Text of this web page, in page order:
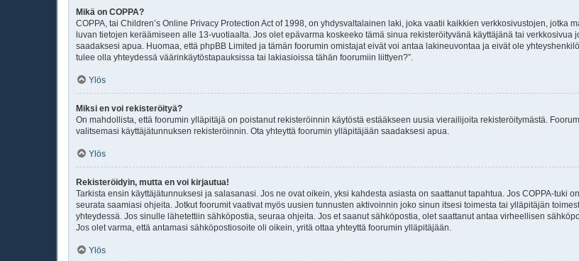
Mikä on COPPA?
COPPA, tai Children’s Online Privacy Protection Act of 1998, on yhdysvaltalainen laki, joka vaatii kaikkien verkkosivustojen,
luvan tietojen keräämiseen alle 13-vuotiaalta. Jos olet epävarma koskeeko tämä sinua rekisteröityvänä käyttäjänä tai
saadaksesi apua. Huomaa, että phpBB Limited ja tämän foorumin omistajat eivät voi antaa lakineuvontaa ja eivät ole
tulee olla yhteydessä väärinkäytöstapauksissa tai lakiasioissa tähän foorumiin liittyen?”.
Ylös
Miksi en voi rekisteröityä?
On mahdollista, että foorumin ylläpitäjä on poistanut rekisteröinnin käytöstä estääkseen uusia vierailijoita rekisteröitymästä.
valitsemasi käyttäjätunnuksen rekisteröinnin. Ota yhteyttä foorumin ylläpitäjään saadaksesi apua.
Ylös
Rekisteröidyin, mutta en voi kirjautua!
Tarkista ensin käyttäjätunnuksesi ja salasanasi. Jos ne ovat oikein, yksi kahdesta asiasta on saattanut tapahtua. Jos COPPA-tuki
seurata saamiasi ohjeita. Jotkut foorumit vaativat myös uusien tunnusten aktivoinnin joko sinun itsesi toimesta tai ylläpitäjän
yhteydessä. Jos sinulle lähetettiin sähköpostia, seuraa ohjeita. Jos et saanut sähköpostia, olet saattanut antaa virheellisen
Jos olet varma, että antamasi sähköpostiosoite oli oikein, yritä ottaa yhteyttä foorumin ylläpitäjään.
Ylös